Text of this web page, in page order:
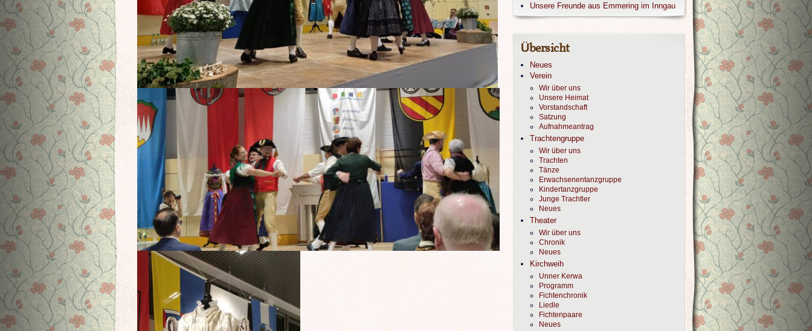
Unsere Freunde aus Emmering im Inngau
Übersicht
Neues
Verein
Wir über uns
Unsere Heimat
Vorstandschaft
Satzung
Aufnahmeantrag
Trachtengruppe
Wir über uns
Trachten
Tänze
Erwachsenentanzgruppe
Kindertanzgruppe
Junge Trachtler
Neues
Theater
Wir über uns
Chronik
Neues
Kirchweih
Unner Kerwa
Programm
Fichtenchronik
Liedle
Fichtenpaare
Neues